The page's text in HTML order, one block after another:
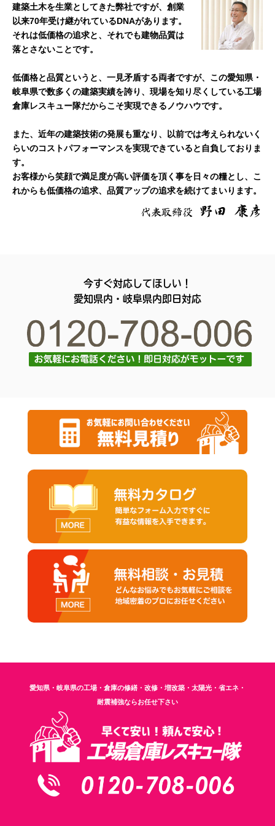
建築土木を生業としてきた弊社ですが、創業
以来70年受け継がれているDNAがあります。
それは低価格の追求と、それでも建物品質は
落とさないことです。
低価格と品質というと、一見矛盾する両者ですが、この愛知県・
岐阜県で数多くの建築実績を誇り、現場を知り尽くしている工場
倉庫レスキュー隊だからこそ実現できるノウハウです。
また、近年の建築技術の発展も重なり、以前では考えられないく
らいのコストパフォーマンスを実現できていると自負しておりま
す。
お客様から笑顔で満足度が高い評価を頂く事を日々の糧とし、こ
れからも低価格の追求、品質アップの追求を続けてまいります。
今すぐ対応してほしい！
愛知県内・岐阜県内即日対応
愛知県・岐阜県の工場・倉庫の修繕・改修・増改築・太陽光・省エネ・
耐震補強ならお任せ下さい